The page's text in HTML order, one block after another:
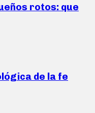
rotos: que
de la fe